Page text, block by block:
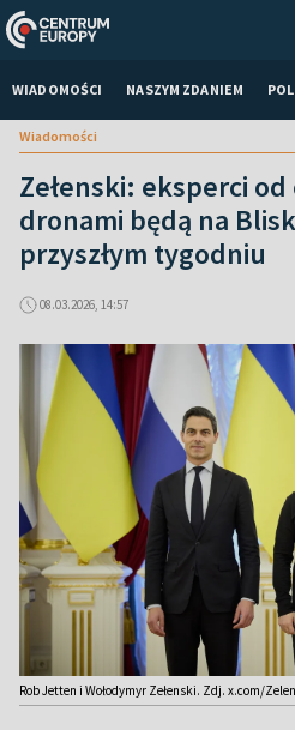
WIADOMOŚCI NASZYM ZDANIEM
Wiadomości
Zełenski: eksperci
dronami będą na
przyszłym tygodniu
08.03.2026, 14:57
Rob Jetten i Wołodymyr Zełenski. Zdj. x.com/